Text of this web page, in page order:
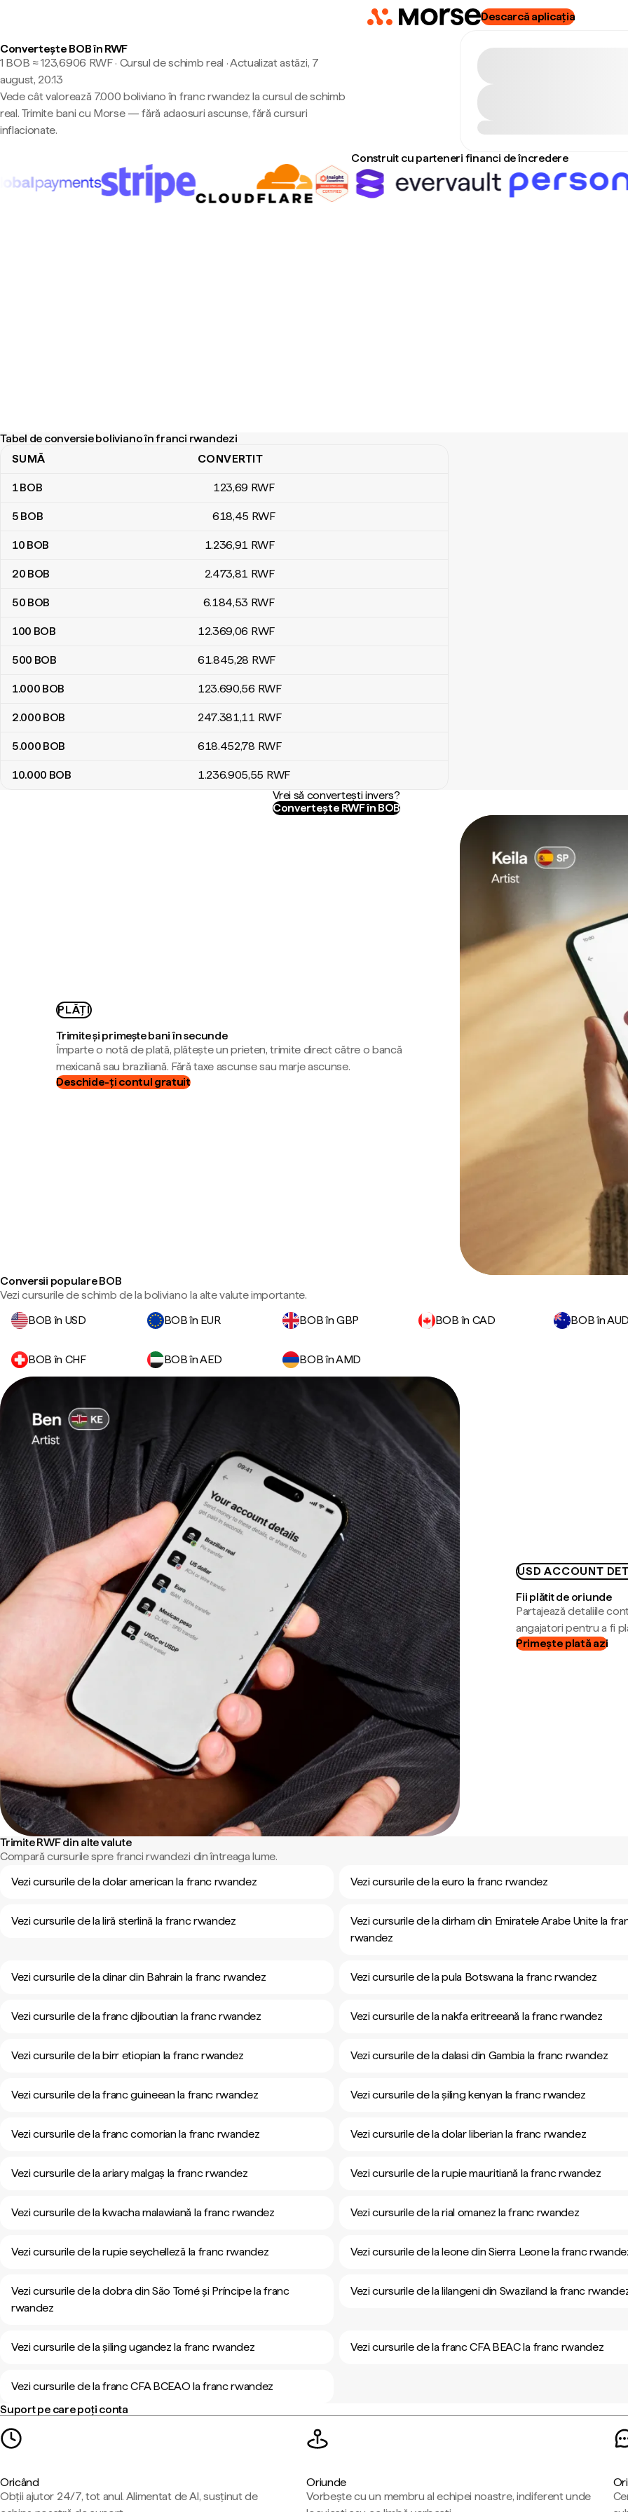
Descarcă aplicația
Convertește BOB în RWF
1 BOB ≈ 123,6906 RWF · Cursul de schimb real ·Actualizat astăzi, 7
august, 20:13
Vede cât valorează 7.000 boliviano în franc rwandez la cursul de schimb
real. Trimite bani cu Morse — fără adaosuri ascunse, fără cursuri
inflacionate.
Construit cu parteneri financi de încredere
Tabel de conversie boliviano în franci rwandezi
Tabel de conversie boliviano în franci rwandezi
SUMĂ CONVERTIT
1BOB 123,69 RWF
5 BOB 618,45 RWF
10 BOB 1.236,91 RWF
20 BOB 2.473,81 RWF
50 BOB 6.184,53 RWF
100 BOB 12.369,06 RWF
500 BOB 61.845,28 RWF
1.000 BOB 123.690,56 RWF
2.000 BOB 247.381,11 RWF
5.000 BOB 618.452,78 RWF
10.000 BOB 1.236.905,55 RWF
Vrei să convertești invers?
Convertește RWF în BOB
PLĂȚI
Trimite și primește bani în secunde
Împarte o notă de plată, plătește un prieten, trimite direct către o bancă
mexicană sau braziliană. Fără taxe ascunse sau marje ascunse.
Deschide-ți contul gratuit
Conversii populare BOB
Vezi cursurile de schimb de la boliviano la alte valute importante.
BOB în USD
BOB în EUR BOB în GBP BOB în CAD BOB în
BOB în CHF BOB în AED BOB în AMD
USD ACCOUNT
Fii plătit de oriunde
Partajează detaliile
angajatori pentru a fi
Primește plată azi
Trimite RWF din alte valute
Compară cursurile spre franci rwandezi din întreaga lume.
Vezi cursurile de la dolar american la franc rwandez
Vezi cursurile de la euro la franc rwandez
Vezi cursurile de la liră sterlină la franc rwandez
Vezi cursurile de la dirham din Emiratele Arabe Unite la
rwandez
Vezi cursurile de la dinar din Bahrain la franc rwandez Vezi cursurile de la pula Botswana la franc rwandez
Vezi cursurile de la franc djiboutian la franc rwandez Vezi cursurile de la nakfa eritreeană la franc rwandez
Vezi cursurile de la birr etiopian la franc rwandez Vezi cursurile de la dalasi din Gambia la franc rwandez
Vezi cursurile de la franc guineean la franc rwandez Vezi cursurile de la șiling kenyan la franc rwandez
Vezi cursurile de la franc comorian la franc rwandez Vezi cursurile de la dolar liberian la franc rwandez
Vezi cursurile de la ariary malgaș la franc rwandez Vezi cursurile de la rupie mauritiană la franc rwandez
Vezi cursurile de la kwacha malawiană la franc rwandez Vezi cursurile de la rial omanez la franc rwandez
Vezi cursurile de la rupie seychelleză la franc rwandez Vezi cursurile de la leone din Sierra Leone la franc
Vezi cursurile de la dobra din São Tomé și Príncipe la franc
rwandez
Vezi cursurile de la lilangeni din Swaziland la franc
Vezi cursurile de la șiling ugandez la franc rwandez Vezi cursurile de la franc CFA BEAC la franc rwandez
Vezi cursurile de la franc CFA BCEAO la franc rwandez
Suport pe care poți conta
Oricând
Obții ajutor 24/7, tot anul. Alimentat de AI, susținut de
Oriunde
Vorbește cu un membru al echipei noastre, indiferent unde